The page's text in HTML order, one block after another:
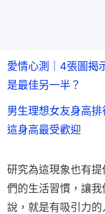
愛情心測｜4張圖
是最佳另一半？
男生理想女友身高
這身高最受歡迎
研究為這現象也有
們的生活習慣，讓
說，就是有吸引力